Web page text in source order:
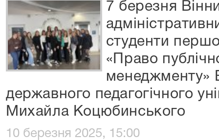
7 березня
студенти
«Право
менеджменту»
державного педагогічного
Михайла Коцюбинського
10 березня 2025, 15:00